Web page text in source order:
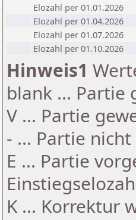
Elozahl per 01.01.2026
Elozahl per 01.04.2026
Elozahl per 01.07.2026
Elozahl per 01.10.2026
Hinweis1
blank ... Partie
V ... Partie
- ... Partie
E ... Partie
K ... Korrektur